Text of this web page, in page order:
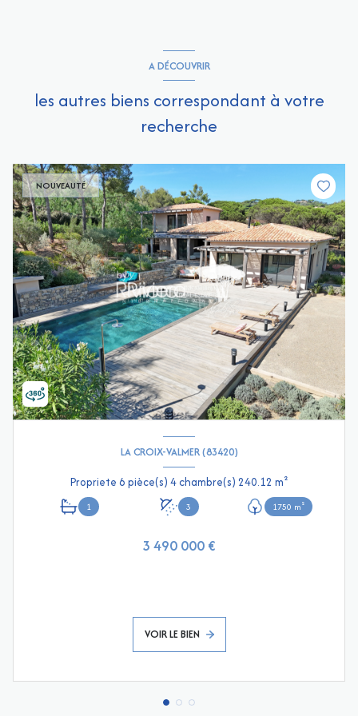
A DÉCOUVRIR
les autres biens correspondant à votre
recherche
NOUVEAUTÉ
LA CROIX-VALMER (83420)
Propriete 6 pièce(s) 4 chambre(s) 240.12 m²
1 3 1750 m²
3 490 000 €
VOIR LE BIEN